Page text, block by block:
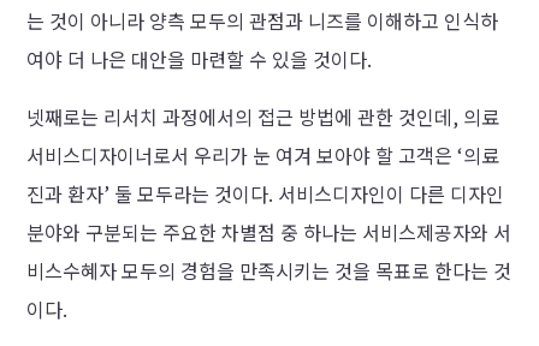
는 것이 아니라 양측 모두의 관점과 니즈를 이해하고 인식하
여야 더 나은 대안을 마련할 수 있을 것이다.
넷째로는 리서치 과정에서의 접근 방법에 관한 것인데, 의료
서비스디자이너로서 우리가 눈 여겨 보아야 할 고객은 ‘의료
진과 환자’ 둘 모두라는 것이다. 서비스디자인이 다른 디자인
분야와 구분되는 주요한 차별점 중 하나는 서비스제공자와 서
비스수혜자 모두의 경험을 만족시키는 것을 목표로 한다는 것
이다.